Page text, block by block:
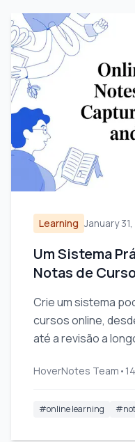
Learning January
Um Sistema
Notas de
Crie um sistema
cursos online,
até a revisão a
HoverNotes Team • 14
#online learning #